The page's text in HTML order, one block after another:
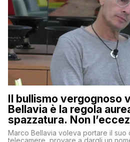
Il bullismo vergognoso
Bellavia è la regola
spazzatura. Non
Marco Bellavia voleva portare il suo